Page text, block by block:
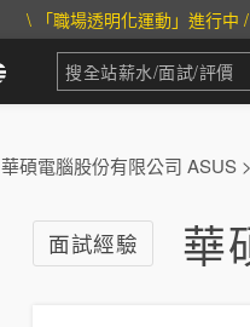
\ 「職場透明化運動」進行中 /
華碩電腦股份有限公司 ASUS >
面試經驗 華